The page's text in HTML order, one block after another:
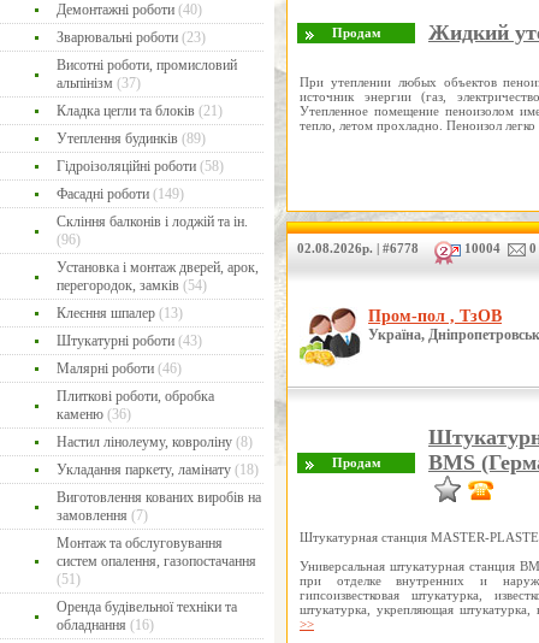
Демонтажні роботи (40)
Зварювальні роботи (23)
Висотні роботи, промисловий
альпінізм (37)
Кладка цегли та блоків (21)
Утеплення будинків (89)
Гідроізоляційні роботи (58)
Фасадні роботи (149)
Скління балконів і лоджій та ін.
(96)
Установка і монтаж дверей, арок,
перегородок, замків (54)
Клеєння шпалер (13)
Штукатурні роботи (43)
Малярні роботи (46)
Плиткові роботи, обробка
каменю (36)
Настил лінолеуму, ковроліну (8)
Укладання паркету, ламінату (18)
Виготовлення кованих виробів на
замовлення (7)
Монтаж та обслуговування
систем опалення, газопостачання
(51)
Оренда будівельної техніки та
обладнання (16)
Жидкий
При утеплении любых объектов
источник энергии (газ,
Утепленное помещение пеноизолом
тепло, летом прохладно. Пеноизол
02.08.2026р. | #6778 10004 0
Пром-пол , ТзОВ
Україна,
BMS
Штукатурная станция MASTER-
Универсальная штукатурная станция
при отделке внутренних и
гипсоизвестковая штукатурка,
штукатурка, укрепляющая
>>